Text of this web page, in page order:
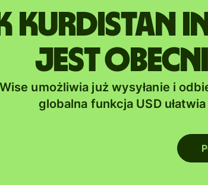
KURDISTAN
jest
Wise umożliwia już wysyłanie i
globalna funkcja USD